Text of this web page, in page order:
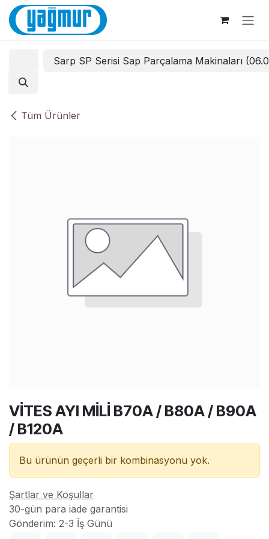
İçereği Atla
Tüm Ürünler
Sarp SP Serisi Sap Parçalama Makinaları
VİTES AYI MİLİ B70A / B80A / B90A
/ B120A
Bu ürünün geçerli bir kombinasyonu yok.
Şartlar ve Koşullar
30-gün para iade garantisi
Gönderim: 2-3 İş Günü